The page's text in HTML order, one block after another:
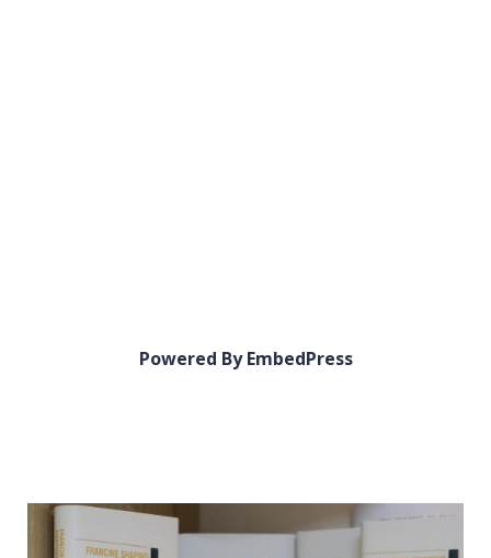
Powered By EmbedPress